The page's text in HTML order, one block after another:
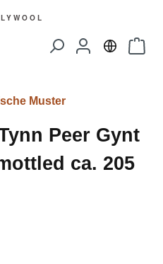
Muster
Peer Gynt
ca. 205